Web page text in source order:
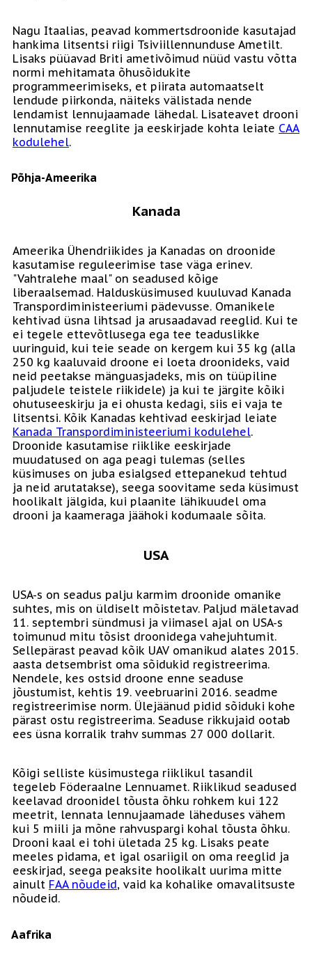
Nagu Itaalias, peavad kommertsdroonide kasutajad
hankima litsentsi riigi Tsiviillennunduse Ametilt.
Lisaks püüavad Briti ametivõimud nüüd vastu võtta
normi mehitamata õhusõidukite
programmeerimiseks, et piirata automaatselt
lendude piirkonda, näiteks välistada nende
lendamist lennujaamade lähedal. Lisateavet drooni
lennutamise reeglite ja eeskirjade kohta leiate CAA
kodulehel.
Põhja-Ameerika
Kanada
Ameerika Ühendriikides ja Kanadas on droonide
kasutamise reguleerimise tase väga erinev.
"Vahtralehe maal" on seadused kõige
liberaalsemad. Haldusküsimused kuuluvad Kanada
Transpordiministeeriumi pädevusse. Omanikele
kehtivad üsna lihtsad ja arusaadavad reeglid. Kui te
ei tegele ettevõtlusega ega tee teaduslikke
uuringuid, kui teie seade on kergem kui 35 kg (alla
250 kg kaaluvaid droone ei loeta droonideks, vaid
neid peetakse mänguasjadeks, mis on tüüpiline
paljudele teistele riikidele) ja kui te järgite kõiki
ohutuseeskirju ja ei ohusta kedagi, siis ei vaja te
litsentsi. Kõik Kanadas kehtivad eeskirjad leiate
Kanada Transpordiministeeriumi kodulehel.
Droonide kasutamise riiklike eeskirjade
muudatused on aga peagi tulemas (selles
küsimuses on juba esialgsed ettepanekud tehtud
ja neid arutatakse), seega soovitame seda küsimust
hoolikalt jälgida, kui plaanite lähikuudel oma
drooni ja kaameraga jäähoki kodumaale sõita.
USA
USA-s on seadus palju karmim droonide omanike
suhtes, mis on üldiselt mõistetav. Paljud mäletavad
11. septembri sündmusi ja viimasel ajal on USA-s
toimunud mitu tõsist droonidega vahejuhtumit.
Sellepärast peavad kõik UAV omanikud alates 2015.
aasta detsembrist oma sõidukid registreerima.
Nendele, kes ostsid droone enne seaduse
jõustumist, kehtis 19. veebruarini 2016. seadme
registreerimise norm. Ülejäänud pidid sõiduki kohe
pärast ostu registreerima. Seaduse rikkujaid ootab
ees üsna korralik trahv summas 27 000 dollarit.
Kõigi selliste küsimustega riiklikul tasandil
tegeleb Föderaalne Lennuamet. Riiklikud seadused
keelavad droonidel tõusta õhku rohkem kui 122
meetrit, lennata lennujaamade läheduses vähem
kui 5 miili ja mõne rahvuspargi kohal tõusta õhku.
Drooni kaal ei tohi ületada 25 kg. Lisaks peate
meeles pidama, et igal osariigil on oma reeglid ja
eeskirjad, seega peaksite hoolikalt uurima mitte
ainult FAA nõudeid, vaid ka kohalike omavalitsuste
nõudeid.
Aafrika